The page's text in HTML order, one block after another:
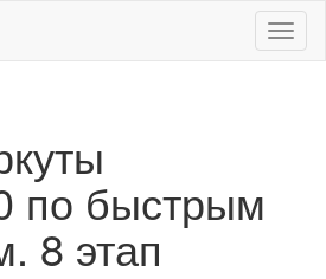
по быстрым
8 этап